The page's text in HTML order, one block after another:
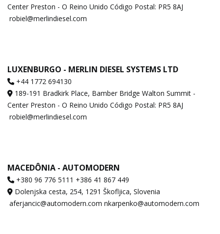
Center Preston - O Reino Unido Código Postal: PR5 8AJ
robiel@merlindiesel.com
LUXENBURGO - MERLIN DIESEL SYSTEMS LTD
+44 1772 694130
189-191 Bradkirk Place, Bamber Bridge Walton Summit -
Center Preston - O Reino Unido Código Postal: PR5 8AJ
robiel@merlindiesel.com
MACEDÔNIA - AUTOMODERN
+380 96 776 5111 +386 41 867 449
Dolenjska cesta, 254, 1291 Škofljica, Slovenia
aferjancic@automodern.com nkarpenko@automodern.com